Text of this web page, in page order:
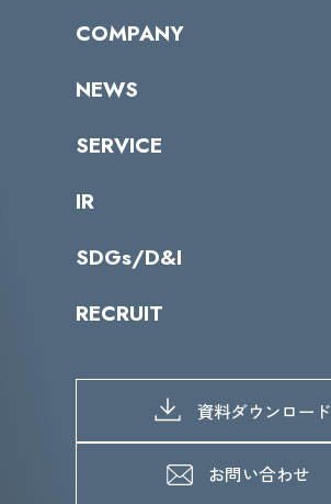
受講者の声
COMPANY
トップメッセージ
ミッション／ビジョン
パートナー企業一覧
NEWS
サイバーニュース
SERVICE
カテゴリー別サービス一覧
IR
IRカレンダー
IRライブラリー
よくあるご質問
SDGs/D&I
当グループのマテリアリティ
SDGs推進体制
D&Iの取り組み
RECRUIT
募集職種一覧
メッセージ
メンバーインタビュー
資料ダウンロード
お問い合わせ